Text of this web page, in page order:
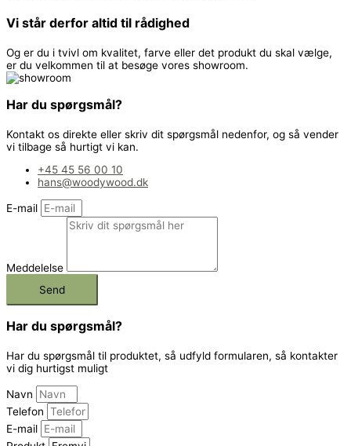
Vi står derfor altid til rådighed
Og er du i tvivl om kvalitet, farve eller det produkt du skal vælge,
er du velkommen til at besøge vores showroom.
Har du spørgsmål?
Kontakt os direkte eller skriv dit spørgsmål nedenfor, og så vender
vi tilbage så hurtigt vi kan.
+45 45 56 00 10
hans@woodywood.dk
E-mail
Meddelelse
Send
Har du spørgsmål?
Har du spørgsmål til produktet, så udfyld formularen, så kontakter
vi dig hurtigst muligt
Navn
Telefon
E-mail